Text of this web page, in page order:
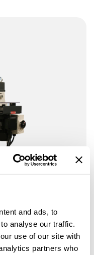
and ads, to
analyse our traffic.
use of our site with
partners who